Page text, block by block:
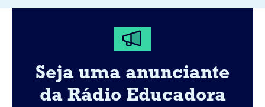
Seja uma anunciante
da Rádio Educadora